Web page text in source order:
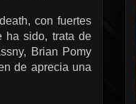
con fuertes
ha sido, trata de
Brian Pomy
de aprecia una